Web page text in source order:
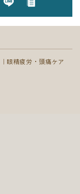
眼精疲労・頭痛ケア